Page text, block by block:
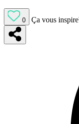
0 Ça vous